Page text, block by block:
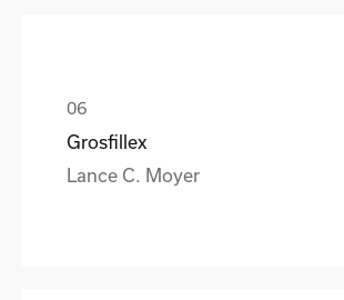
Grosfillex
Lance C. Moyer